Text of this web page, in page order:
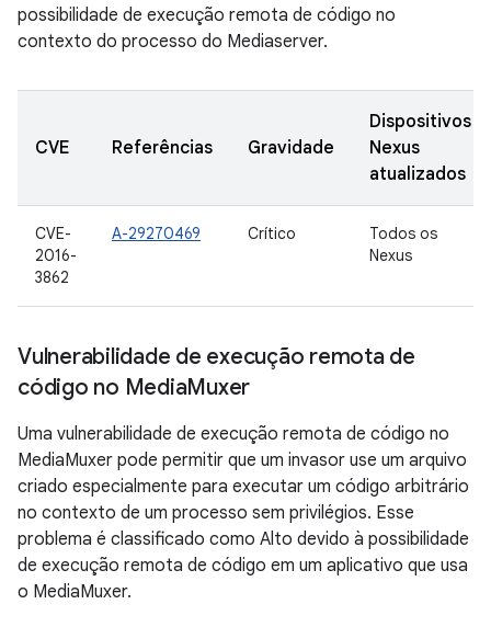
possibilidade de execução remota de código no
contexto do processo do Mediaserver.
CVE Referências Gravidade
Dispositivos
Nexus
atualizados
CVE-
2016-
3862
A-29270469 Crítico
Todos os
Nexus
Vulnerabilidade de execução remota de
código no MediaMuxer
Uma vulnerabilidade de execução remota de código no
MediaMuxer pode permitir que um invasor use um arquivo
criado especialmente para executar um código arbitrário
no contexto de um processo sem privilégios. Esse
problema é classificado como Alto devido à possibilidade
de execução remota de código em um aplicativo que usa
o MediaMuxer.